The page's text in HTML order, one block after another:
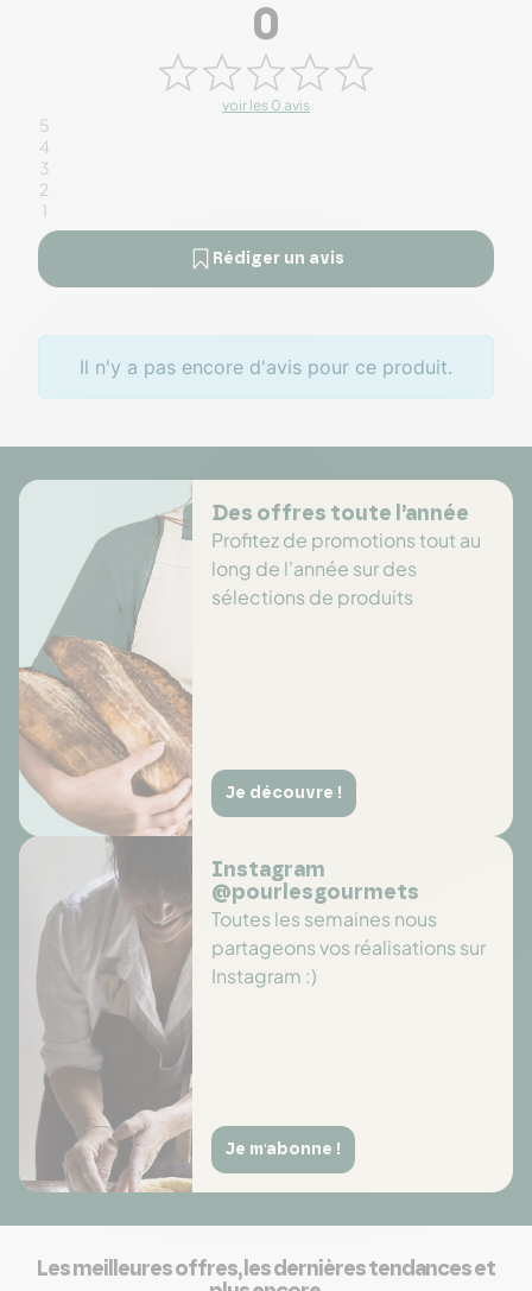
0
voir les 0 avis
5
4
3
2
1
Rédiger un avis
Il n'y a pas encore d'avis pour ce produit.
Des offres toute l’année
Profitez de promotions tout au
long de l'année sur des
sélections de produits
Je découvre !
Instagram
@pourlesgourmets
Toutes les semaines nous
partageons vos réalisations sur
Instagram :)
Je m'abonne !
Les meilleures offres, les dernières tendances et